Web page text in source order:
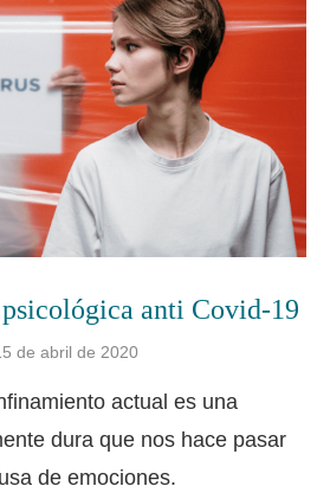
anti Covid-19
de abril de 2020
actual es una
dura que nos hace pasar
de emociones.